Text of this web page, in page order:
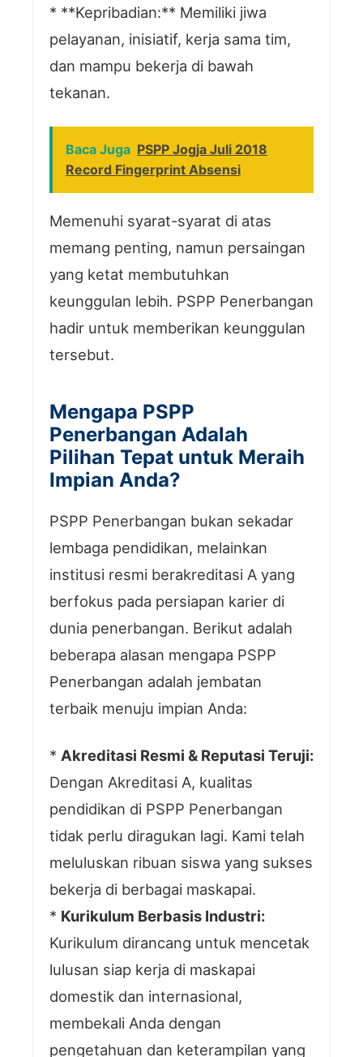
* **Kepribadian:** Memiliki jiwa
pelayanan, inisiatif, kerja sama tim,
dan mampu bekerja di bawah
tekanan.
Baca Juga PSPP Jogja Juli 2018
Record Fingerprint Absensi
Memenuhi syarat-syarat di atas
memang penting, namun persaingan
yang ketat membutuhkan
keunggulan lebih. PSPP Penerbangan
hadir untuk memberikan keunggulan
tersebut.
Mengapa PSPP
Penerbangan Adalah
Pilihan Tepat untuk Meraih
Impian Anda?
PSPP Penerbangan bukan sekadar
lembaga pendidikan, melainkan
institusi resmi berakreditasi A yang
berfokus pada persiapan karier di
dunia penerbangan. Berikut adalah
beberapa alasan mengapa PSPP
Penerbangan adalah jembatan
terbaik menuju impian Anda:
* Akreditasi Resmi & Reputasi Teruji:
Dengan Akreditasi A, kualitas
pendidikan di PSPP Penerbangan
tidak perlu diragukan lagi. Kami telah
meluluskan ribuan siswa yang sukses
bekerja di berbagai maskapai.
* Kurikulum Berbasis Industri:
Kurikulum dirancang untuk mencetak
lulusan siap kerja di maskapai
domestik dan internasional,
membekali Anda dengan
pengetahuan dan keterampilan yang